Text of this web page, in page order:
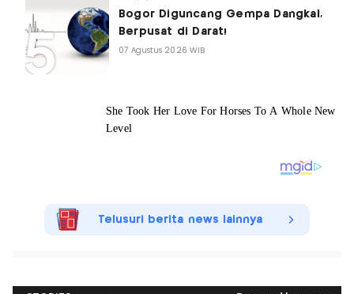
Bogor Diguncang Gempa Dangkal,
Berpusat di Darat!
07 Agustus 2026 WIB
Telusuri berita news lainnya